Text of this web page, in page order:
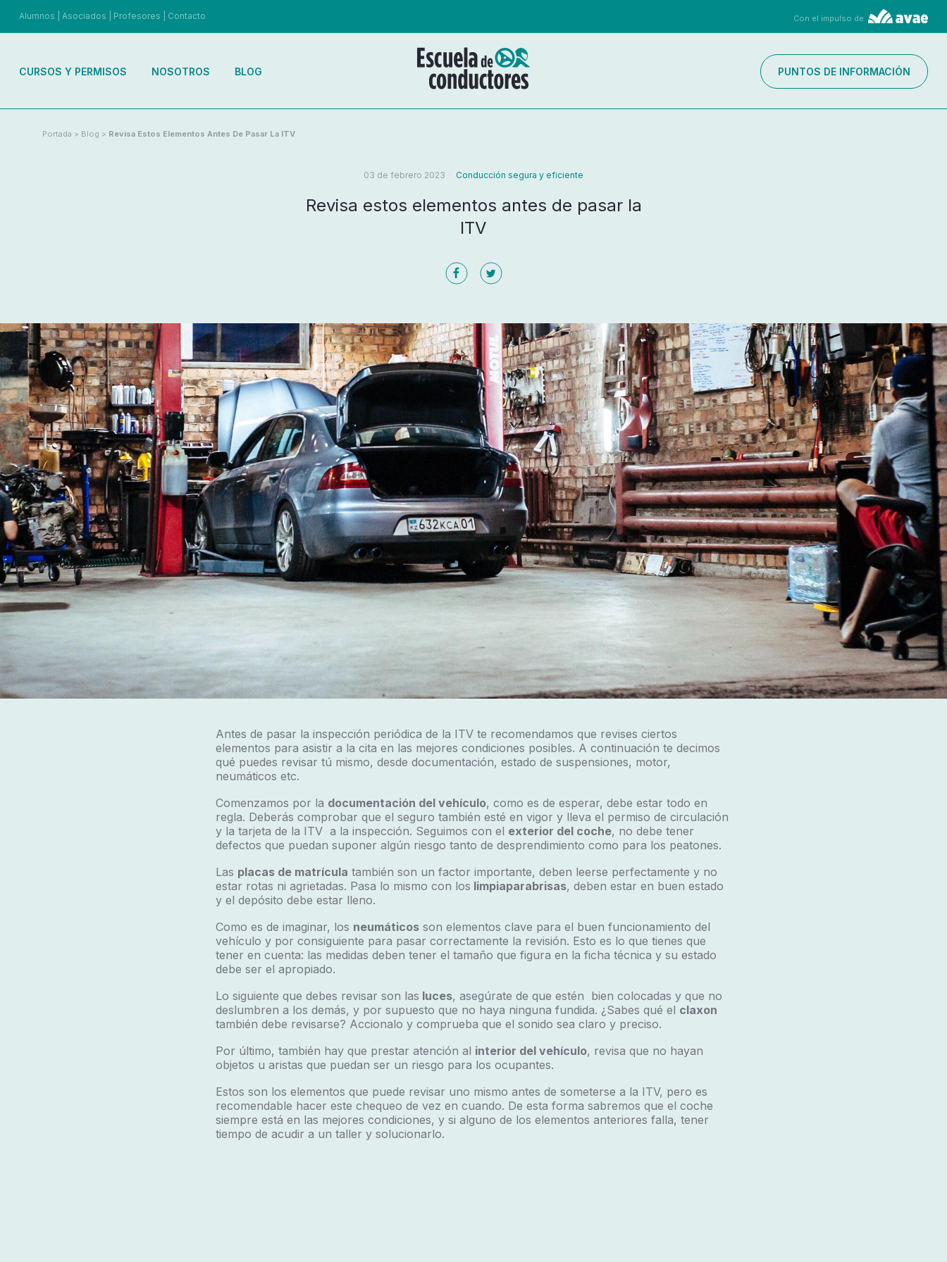
Alumnos Asociados Profesores Contacto Con el impulso de
CURSOS Y PERMISOS NOSOTROS BLOG PUNTOS DE INFORMACIÓN
Portada > Blog > Revisa Estos Elementos Antes De Pasar La ITV
03 de febrero 2023 Conducción segura y eficiente
Revisa estos elementos antes de pasar la
ITV
Antes de pasar la inspección periódica de la ITV te recomendamos que revises ciertos
elementos para asistir a la cita en las mejores condiciones posibles. A continuación te decimos
qué puedes revisar tú mismo, desde documentación, estado de suspensiones, motor,
neumáticos etc.
Comenzamos por la documentación del vehículo, como es de esperar, debe estar todo en
regla. Deberás comprobar que el seguro también esté en vigor y lleva el permiso de circulación
y la tarjeta de la ITV a la inspección. Seguimos con el exterior del coche, no debe tener
defectos que puedan suponer algún riesgo tanto de desprendimiento como para los peatones.
Las placas de matrícula también son un factor importante, deben leerse perfectamente y no
estar rotas ni agrietadas. Pasa lo mismo con los limpiaparabrisas, deben estar en buen estado
y el depósito debe estar lleno.
Como es de imaginar, los neumáticosson elementos clave para el buen funcionamiento del
vehículo y por consiguiente para pasar correctamente la revisión. Esto es lo que tienes que
tener en cuenta: las medidas deben tener el tamaño que figura en la ficha técnica y su estado
debe ser el apropiado.
Lo siguiente que debes revisar son las luces, asegúrate de que estén bien colocadas y que no
deslumbren a los demás, y por supuesto que no haya ninguna fundida. ¿Sabes qué el claxon
también debe revisarse? Accionalo y comprueba que el sonido sea claro y preciso.
Por último, también hay que prestar atención al interior del vehículo, revisa que no hayan
objetos u aristas que puedan ser un riesgo para los ocupantes.
Estos son los elementos que puede revisar uno mismo antes de someterse a la ITV, pero es
recomendable hacer este chequeo de vez en cuando. De esta forma sabremos que el coche
siempre está en las mejores condiciones, y si alguno de los elementos anteriores falla, tener
tiempo de acudir a un taller y solucionarlo.